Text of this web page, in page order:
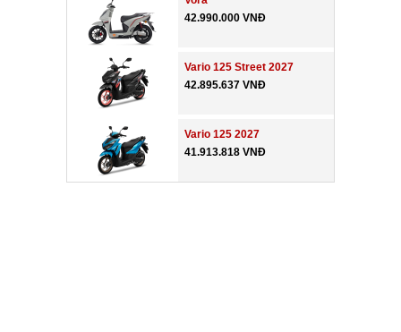
42.990.000 VNĐ
Vario 125 Street 2027
42.895.637 VNĐ
Vario 125 2027
41.913.818 VNĐ